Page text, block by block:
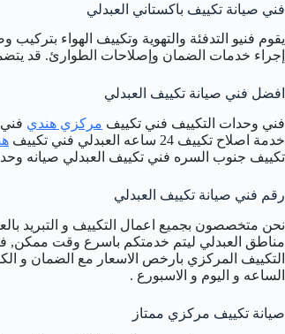
فني صيانة تكييف باكستاني العبدلي
يقوم فنيو التدفئة والتهوية وتكييف الهواء
إجراء خدمات الضمان وإصلاحات الطوارئ. قد
افضل فني صيانة تكييف العبدلي
فني وحدات التكييف فني تكييف مركزي هندي
خدمة اصلاح تكييف 24 ساعه العبدلي فني تكييف
تكييف جنوب السره فني تكييف العبدلي صيانه
رقم فني صيانة تكييف العبدلي
نحن متخصصون بجميع اعمال التكييف و التبريد
مناطق العبدلي ليتم خدمتكم باسرع وقت ممكن,
التكييف المركزي بارخص الاسعار مع الضمان و
الساعه و اليوم و الاسبورع .
صيانة تكييف مركزي ممتاز